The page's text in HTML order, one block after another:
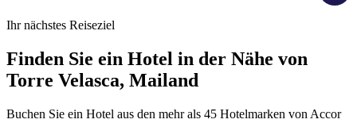
Ihr nächstes Reiseziel
Finden Sie ein Hotel in der Nähe von
Torre Velasca, Mailand
Buchen Sie ein Hotel aus den mehr als 45 Hotelmarken von Accor